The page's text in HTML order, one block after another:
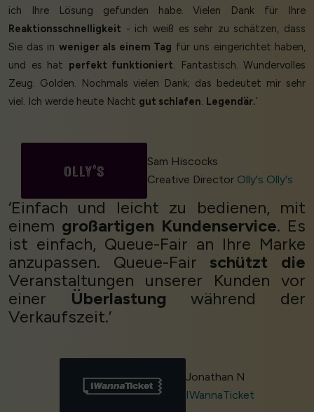
ich Ihre Lösung gefunden habe. Vielen Dank für Ihre
Reaktionsschnelligkeit - ich weiß es sehr zu schätzen, dass
Sie das in weniger als einem Tag für uns eingerichtet haben,
und es hat perfekt funktioniert. Fantastisch. Wundervolles
Zeug. Golden. Nochmals vielen Dank; das bedeutet mir sehr
viel. Ich werde heute Nacht gut schlafen. Legendär.’
Sam Hiscocks
Creative Director Olly's Olly's
‘Einfach und leicht zu bedienen, mit
einem großartigen Kundenservice. Es
ist einfach, Queue-Fair an Ihre Marke
anzupassen. Queue-Fairschützt die
Veranstaltungen unserer Kunden vor
einer Überlastung während der
Verkaufszeit.’
Jonathan N
IWannaTicket